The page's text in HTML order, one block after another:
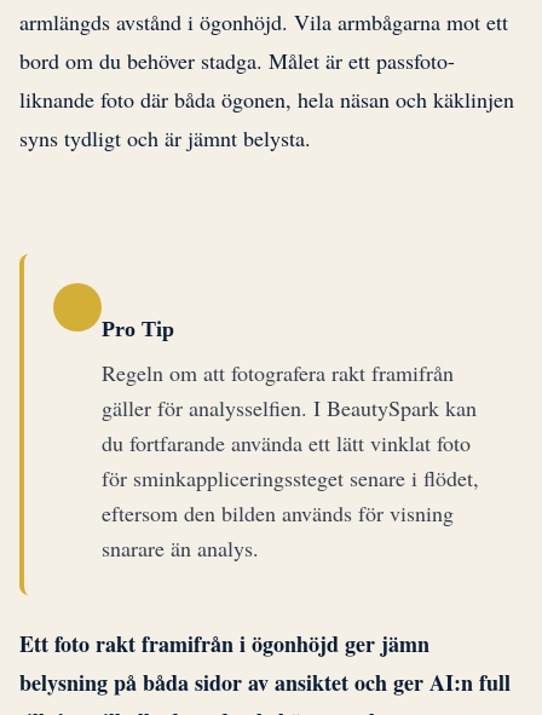
armlängds avstånd i ögonhöjd. Vila armbågarna mot ett
bord om du behöver stadga. Målet är ett passfoto-
liknande foto där båda ögonen, hela näsan och käklinjen
syns tydligt och är jämnt belysta.
Pro Tip
Regeln om att fotografera rakt framifrån
gäller för analysselfien. I BeautySpark kan
du fortfarande använda ett lätt vinklat foto
för sminkappliceringssteget senare i flödet,
eftersom den bilden används för visning
snarare än analys.
Ett foto rakt framifrån i ögonhöjd ger jämn
belysning på båda sidor av ansiktet och ger AI:n full